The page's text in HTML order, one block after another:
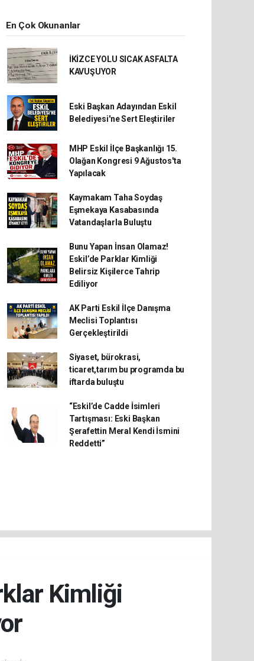
En Çok Okunanlar
İKİZCE YOLU SICAK ASFALTA
KAVUŞUYOR
Eski Başkan Adayından Eskil
Belediyesi'ne Sert Eleştiriler
MHP Eskil İlçe Başkanlığı 15.
Olağan Kongresi 9 Ağustos'ta
Yapılacak
Kaymakam Taha Soydaş
Eşmekaya Kasabasında
Vatandaşlarla Buluştu
Bunu Yapan İnsan Olamaz!
Eskil’de Parklar Kimliği
Belirsiz Kişilerce Tahrip
Ediliyor
AK Parti Eskil İlçe Danışma
Meclisi Toplantısı
Gerçekleştirildi
Siyaset, bürokrasi,
ticaret,tarım bu programda bu
iftarda buluştu
“Eskil’de Cadde İsimleri
Tartışması: Eski Başkan
Şerafettin Meral Kendi İsmini
Reddetti”
Kimliği